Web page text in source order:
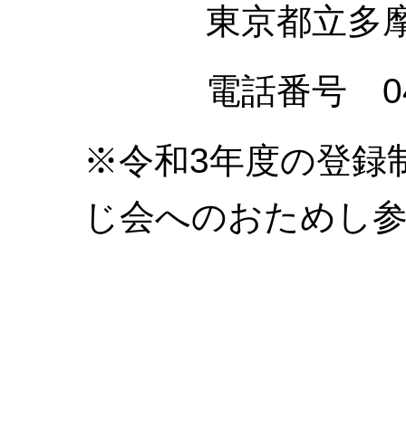
東京都立多摩図
電話番号
※令和3年度の登録
じ会へのおためし